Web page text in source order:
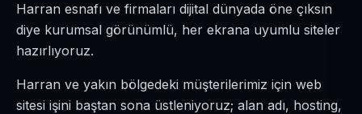
Harran esnafı ve firmaları dijital dünyada öne çıksın
diye kurumsal görünümlü, her ekrana uyumlu siteler
hazırlıyoruz.
Harran ve yakın bölgedeki müşterilerimiz için web
sitesi işini baştan sona üstleniyoruz; alan adı, hosting,